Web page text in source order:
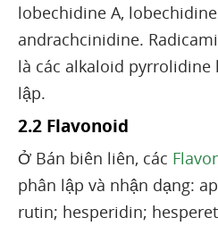
lobechidine A,
andrachcinidine.
là các alkaloid pyrrolidine
lập.
2.2 Flavonoid
Ở Bán biên liên, các
phân lập và nhận dạng:
rutin; hesperidin;